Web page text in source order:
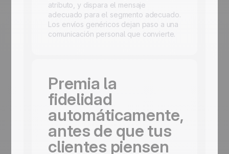
atributo, y dispara el mensaje
adecuado para el segmento adecuado.
Los envíos genéricos dejan paso a una
comunicación personal que convierte.
Premia la
fidelidad
automáticamente,
antes de que tus
clientes piensen